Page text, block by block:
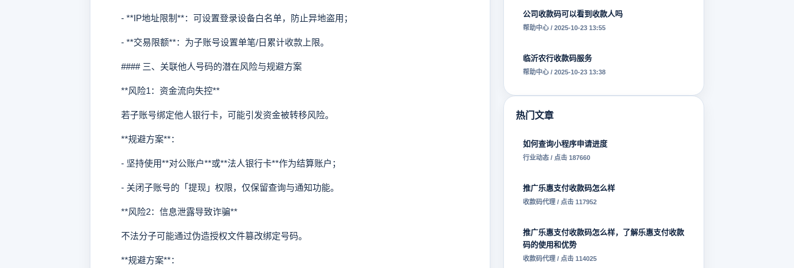
- **IP地址限制**：可设置登录设备白名单，防止异地盗用；
- **交易限额**：为子账号设置单笔/日累计收款上限。
#### 三、关联他人号码的潜在风险与规避方案
**风险1：资金流向失控**
若子账号绑定他人银行卡，可能引发资金被转移风险。
**规避方案**：
- 坚持使用**对公账户**或**法人银行卡**作为结算账户；
- 关闭子账号的「提现」权限，仅保留查询与通知功能。
**风险2：信息泄露导致诈骗**
不法分子可能通过伪造授权文件篡改绑定号码。
**规避方案**：
公司收款码可以看到收款人吗
帮助中心 / 2025-10-23 13:55
临沂农行收款码服务
帮助中心 / 2025-10-23 13:38
热门文章
如何查询小程序申请进度
行业动态 / 点击 187660
推广乐惠支付收款码怎么样
收款码代理 / 点击 117952
推广乐惠支付收款码怎么样，了解乐惠支付收款
码的使用和优势
收款码代理 / 点击 114025